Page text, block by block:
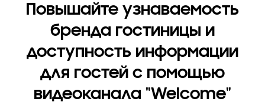
Повышайте узнаваемость
бренда гостиницы и
доступность информации
для гостей с помощью
видеоканала "Welcome"